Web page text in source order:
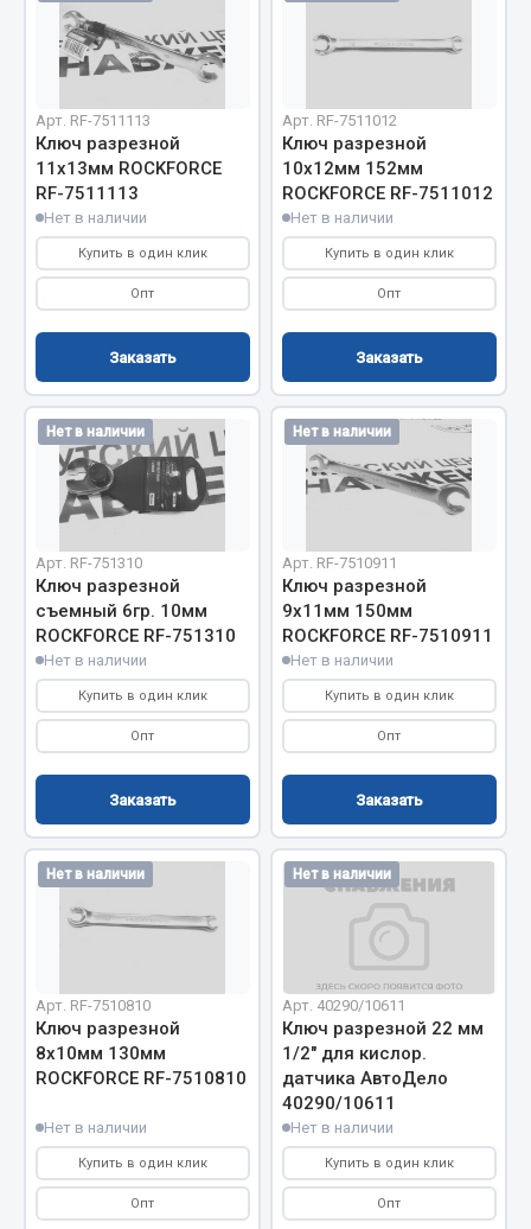
Показать ещё
Запчасти Урал
Двигатель
Мост задний
Система питания
Система выпуска газа
Тормозная система
Показать ещё
Весь раздел
Запчасти ЯМЗ
Двигатель
Система питания
Система выпуска газа
Система охлаждения
Рулевое управление
Тормозная система
Весь раздел
Запчасти HOWO
Тормозная система
Подвеска
Система питания
Система выпуска газа
Система охлаждения
Арт. RF-7511113
Ключ разрезной
11х13мм ROCKFORCE
RF-7511113
Нет в наличии
Купить в один клик
Опт
Заказать
Арт. RF-7511012
Ключ разрезной
10х12мм 152мм
ROCKFORCE RF-7511012
Нет в наличии
Купить в один клик
Опт
Заказать
Нет в наличии
Арт. RF-751310
Ключ разрезной
съемный 6гр. 10мм
ROCKFORCE RF-751310
Нет в наличии
Купить в один клик
Опт
Заказать
Нет в наличии
Арт. RF-7510911
Ключ разрезной
9х11мм 150мм
ROCKFORCE RF-7510911
Нет в наличии
Купить в один клик
Опт
Заказать
Нет в наличии
Арт. RF-7510810
Ключ разрезной
8х10мм 130мм
ROCKFORCE RF-7510810
Нет в наличии
Купить в один клик
Опт
Нет в наличии
Арт. 40290/10611
Ключ разрезной 22 мм
1/2" для кислор.
датчика АвтоДело
40290/10611
Нет в наличии
Купить в один клик
Опт